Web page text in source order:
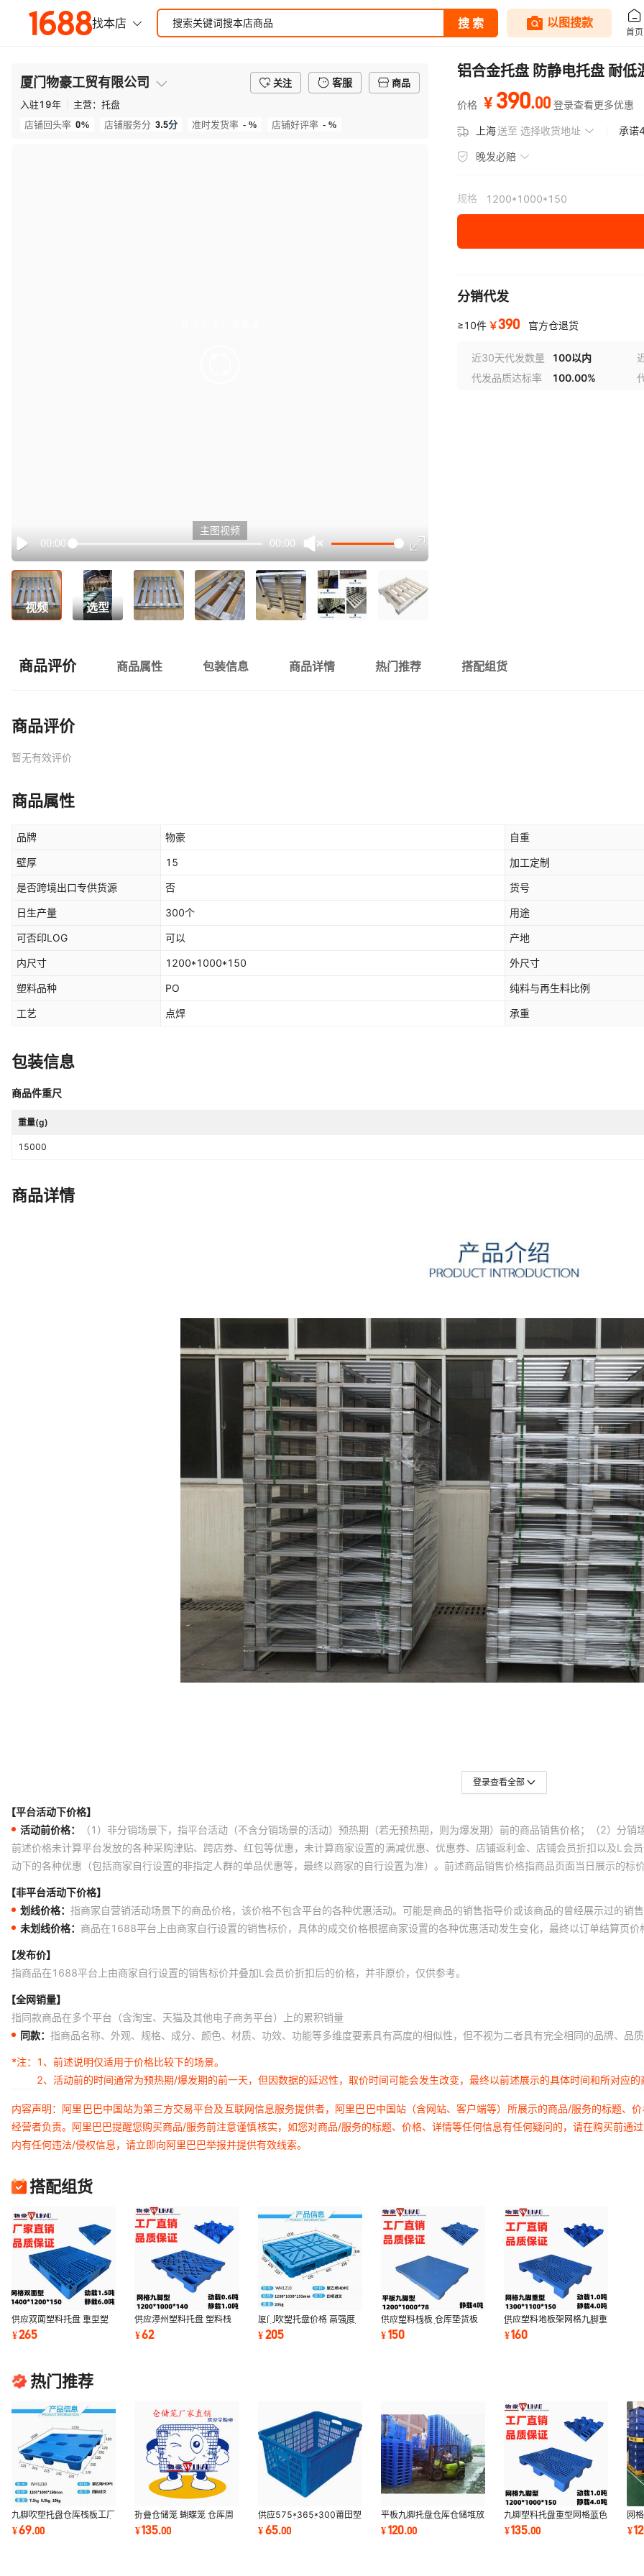
厦门物豪工贸有限公司 关注 客服
商品
入驻19年 主营： 托盘
店铺回头率 0% 店铺服务分 3.5分 准时发货率 - % 店铺好评率 - %
Play
00:00 00:00
主图视频
视频 选型
铝合金托盘 防静电托盘 耐
价格 ¥ 390.00 登录查看更多优惠
上海送至 选择收货地址 承诺
晚发必赔
规格 1200*1000*150
分销代发
≥10件 ￥390 官方仓退货
近30天代发数量 100以内
代发品质达标率
100.00%
商品评价 商品属性 包装信息 商品详情 热门推荐 搭配组货
商品评价
暂无有效评价
商品属性
品牌 物豪 自重
壁厚 15 加工定制
是否跨境出口专供货源 否 货号
日生产量 300个 用途
可否印LOG 可以 产地
内尺寸 1200*1000*150 外尺寸
塑料品种 PO 纯料与再生料比例
工艺 点焊 承重
包装信息
商品件重尺
重量(g)
15000
商品详情
登录查看全部
【平台活动下价格】
活动前价格：
（1）非分销场景下，指平台活动（不含分销场景的活动）预热期（若无预热期，则为爆发期）前的商品销售价格；（2）分
前述价格未计算平台发放的各种采购津贴、跨店券、红包等优惠，未计算商家设置的满减优惠、优惠券、店铺返利金、店铺会员折扣以及L会
动下的各种优惠（包括商家自行设置的非指定人群的单品优惠等，最终以商家的自行设置为准）。前述商品销售价格指商品页面当日展示的标
【非平台活动下价格】
划线价格： 指商家自营销活动场景下的商品价格，该价格不包含平台的各种优惠活动。可能是商品的销售指导价或该商品的曾经展示过的销售
未划线价格： 商品在1688平台上由商家自行设置的销售标价，具体的成交价格根据商家设置的各种优惠活动发生变化，最终以订单结算页价
【发布价】
指商品在1688平台上由商家自行设置的销售标价并叠加L会员价折扣后的价格，并非原价，仅供参考。
【全网销量】
指同款商品在多个平台（含淘宝、天猫及其他电子商务平台）上的累积销量
同款： 指商品名称、外观、规格、成分、颜色、材质、功效、功能等多维度要素具有高度的相似性，但不视为二者具有完全相同的品牌、品质
*注：
1、前述说明仅适用于价格比较下的场景。
2、活动前的时间通常为预热期/爆发期的前一天，但因数据的延迟性，取价时间可能会发生改变，最终以前述展示的具体时间和所对应的
内容声明：阿里巴巴中国站为第三方交易平台及互联网信息服务提供者，阿里巴巴中国站（含网站、客户端等）所展示的商品/服务的标题、
经营者负责。阿里巴巴提醒您购买商品/服务前注意谨慎核实，如您对商品/服务的标题、价格、详情等任何信息有任何疑问的，请在购买前通
内有任何违法/侵权信息，请立即向阿里巴巴举报并提供有效线索。
搭配组货
供应双面塑料托盘 重型塑
料卡板 食品医药五金机械
电子塑料栈板
¥265
供应漳州塑料托盘 塑料栈
板厂家 1200*1000*150
叉车板供应
¥62
厦门吹塑托盘价格 高强度
中空吹塑托盘生 产商 塑料
托盘厂家
¥205
供应塑料栈板 仓库垫货板
广东福建塑料栈板厂家
1200*1000*76
¥150
供应塑料地板架网格九脚重
型 1300*1100*150塑料
托盘塑胶卡板垫板
¥160
热门推荐
九脚吹塑托盘仓库栈板工厂
叉车专用塑胶卡板平板可套
1208栈板现货
¥69.00
折叠仓储笼 蝴蝶笼 仓库周
转铁筐 广东厂家现货直供
¥135.00
供应575*365*300莆田塑
料筐575筐二格筐错位筐厂
家现货批发
¥65.00
平板九脚托盘仓库仓储堆放
四面进叉PE材质物流运输
单面塑料垫板
¥120.00
九脚塑料托盘重型网格蓝色
加厚全新料防蛀1210塑料
卡板厂家批发
¥135.00
网
胶
重
¥